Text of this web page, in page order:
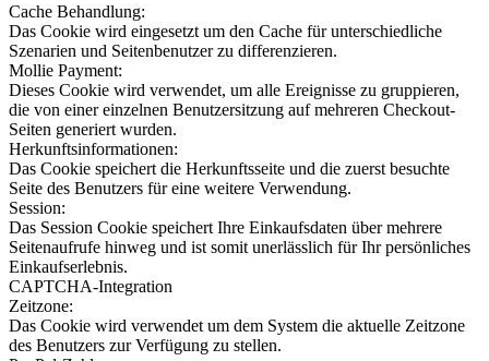
Cache Behandlung:
Das Cookie wird eingesetzt um den Cache für unterschiedliche
Szenarien und Seitenbenutzer zu differenzieren.
Mollie Payment:
Dieses Cookie wird verwendet, um alle Ereignisse zu gruppieren,
die von einer einzelnen Benutzersitzung auf mehreren Checkout-
Seiten generiert wurden.
Herkunftsinformationen:
Das Cookie speichert die Herkunftsseite und die zuerst besuchte
Seite des Benutzers für eine weitere Verwendung.
Session:
Das Session Cookie speichert Ihre Einkaufsdaten über mehrere
Seitenaufrufe hinweg und ist somit unerlässlich für Ihr persönliches
Einkaufserlebnis.
CAPTCHA-Integration
Zeitzone:
Das Cookie wird verwendet um dem System die aktuelle Zeitzone
des Benutzers zur Verfügung zu stellen.